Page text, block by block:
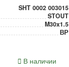
SHT 0002 003015
STOUT
M30x1.5
ВР
В наличии